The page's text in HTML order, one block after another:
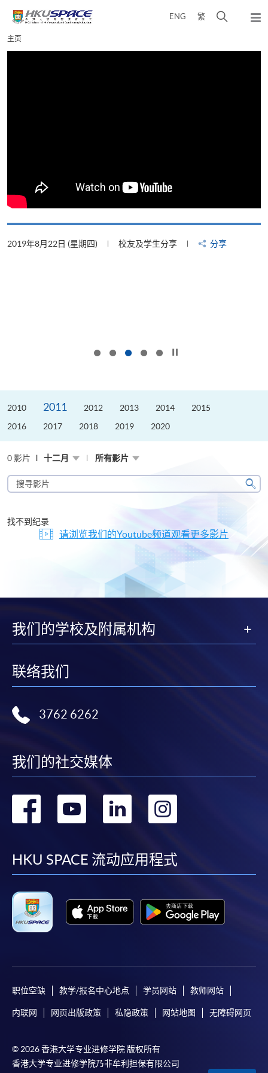
content
ENG 繁
弹
Main
content
主页
2019年8月22日 (星期四) 校友及学生分享 分享
2010 2011 2012 2013 2014
2015
2016
2017 2018 2019 2020
0 影片 十二月 所有影片
搜
寻
片
搜
找不到纪录
请浏览我们的Youtube频道观看更多影片
我们的学校及附属机构
联络我们
3762 6262
我们的社交媒体
转
facebook
转
youtube
转
linkedin
转
HKU SPACE 流动应用程式
职位空缺 教学/报名中心地点 学员网站 教师网站
内联网 网页出版政策 私隐政策 网站地图 无障碍网页
© 2026 香港大学专业进修学院 版权所有
香港大学专业进修学院乃非牟利担保有限公司